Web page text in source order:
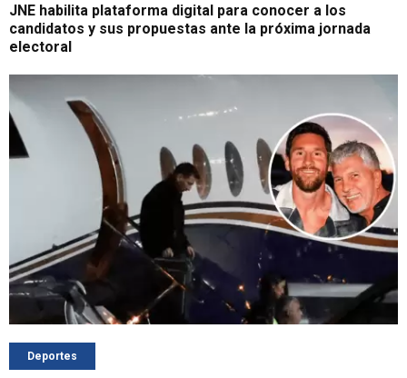
JNE habilita plataforma digital para conocer a los
candidatos y sus propuestas ante la próxima jornada
electoral
Deportes